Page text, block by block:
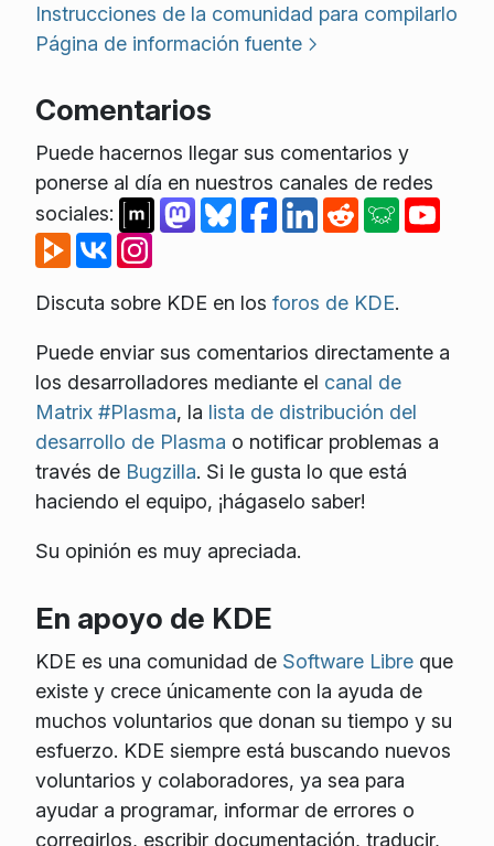
Instrucciones de la comunidad para compilarlo
Página de información fuente
Comentarios
Puede hacernos llegar sus comentarios y
ponerse al día en nuestros canales de redes
sociales:
Discuta sobre KDE en los foros de KDE.
Puede enviar sus comentarios directamente a
los desarrolladores mediante el canal de
Matrix #Plasma, la lista de distribución del
desarrollo de Plasma o notificar problemas a
través de Bugzilla. Si le gusta lo que está
haciendo el equipo, ¡hágaselo saber!
Su opinión es muy apreciada.
En apoyo de KDE
KDE es una comunidad de Software Libreque
existe y crece únicamente con la ayuda de
muchos voluntarios que donan su tiempo y su
esfuerzo. KDE siempre está buscando nuevos
voluntarios y colaboradores, ya sea para
ayudar a programar, informar de errores o
corregirlos, escribir documentación, traducir,